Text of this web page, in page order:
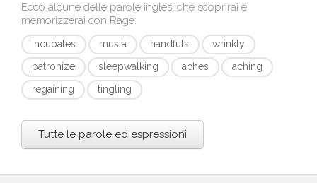
Ecco alcune delle parole inglesi che scoprirai e
memorizzerai con Rage:
incubates musta handfuls
wrinkly
patronize
sleepwalking aches
aching
regaining
tingling
Tutte le parole ed espressioni